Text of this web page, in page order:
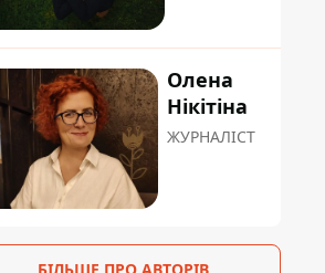
Олена
Нікітіна
ЖУРНАЛІСТ